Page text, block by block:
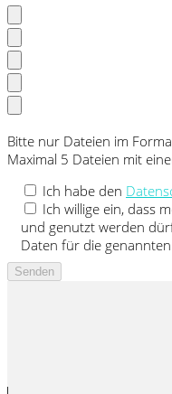
Bitte nur Dateien im
Maximal 5 Dateien mit
Ich habe den
Ich willige ein, dass
und genutzt werden
Daten für die